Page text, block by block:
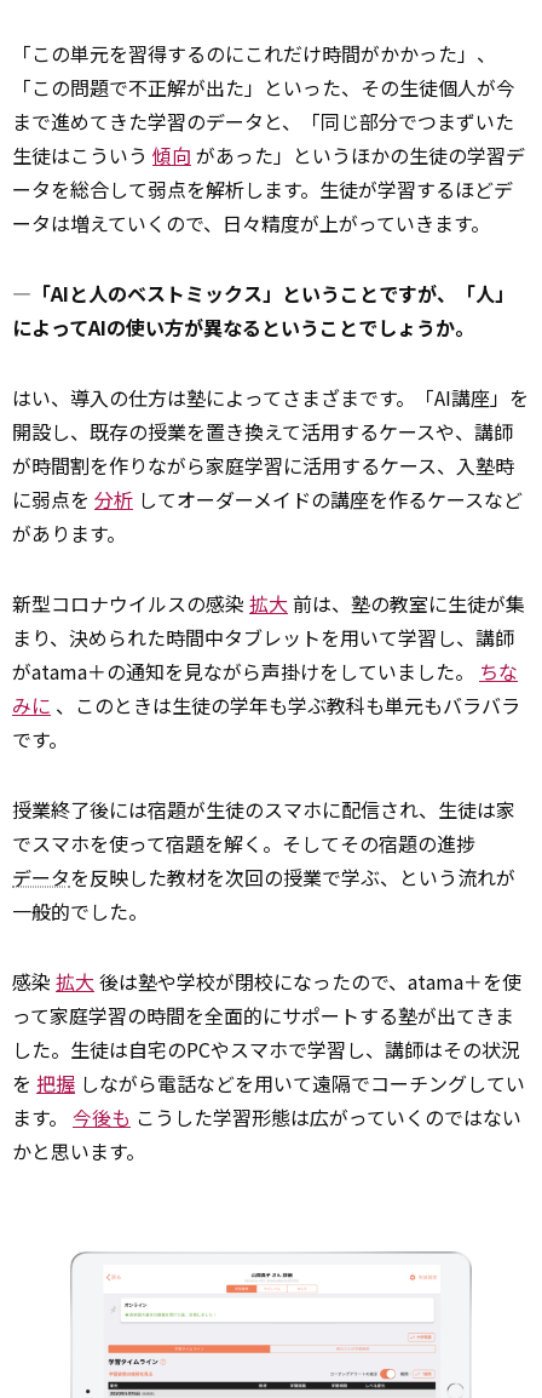
「この単元を習得するのにこれだけ時間がかかった」、
「この問題で不正解が出た」といった、その生徒個人が今
まで進めてきた学習のデータと、「同じ部分でつまずいた
生徒はこういう 傾向 があった」というほかの生徒の学習デ
ータを総合して弱点を解析します。生徒が学習するほどデ
ータは増えていくので、日々精度が上がっていきます。
―「AIと人のベストミックス」ということですが、「人」
によってAIの使い方が異なるということでしょうか。
はい、導入の仕方は塾によってさまざまです。「AI講座」を
開設し、既存の授業を置き換えて活用するケースや、講師
が時間割を作りながら家庭学習に活用するケース、入塾時
に弱点を 分析 してオーダーメイドの講座を作るケースなど
があります。
新型コロナウイルスの感染 拡大 前は、塾の教室に生徒が集
まり、決められた時間中タブレットを用いて学習し、講師
がatama＋の通知を見ながら声掛けをしていました。 ちな
みに 、このときは生徒の学年も学ぶ教科も単元もバラバラ
です。
授業終了後には宿題が生徒のスマホに配信され、生徒は家
でスマホを使って宿題を解く。そしてその宿題の進捗
データを反映した教材を次回の授業で学ぶ、という流れが
一般的でした。
感染 拡大 後は塾や学校が閉校になったので、atama＋を使
って家庭学習の時間を全面的にサポートする塾が出てきま
した。生徒は自宅のPCやスマホで学習し、講師はその状況
を 把握 しながら電話などを用いて遠隔でコーチングしてい
ます。 今後も こうした学習形態は広がっていくのではない
かと思います。